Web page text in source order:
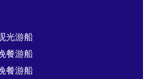
光游船
餐游船
餐游船